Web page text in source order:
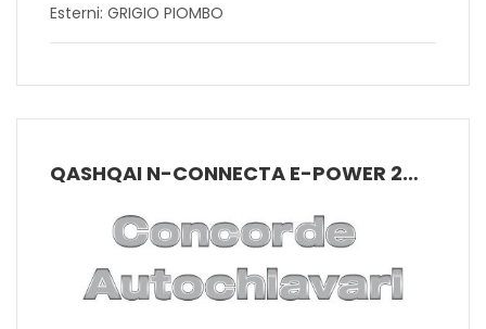
Esterni: GRIGIO PIOMBO
QASHQAI N-CONNECTA E-POWER 2WD